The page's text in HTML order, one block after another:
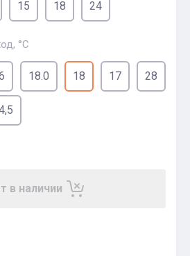
15 18 24
°С
18.0 18 17 28
в наличии